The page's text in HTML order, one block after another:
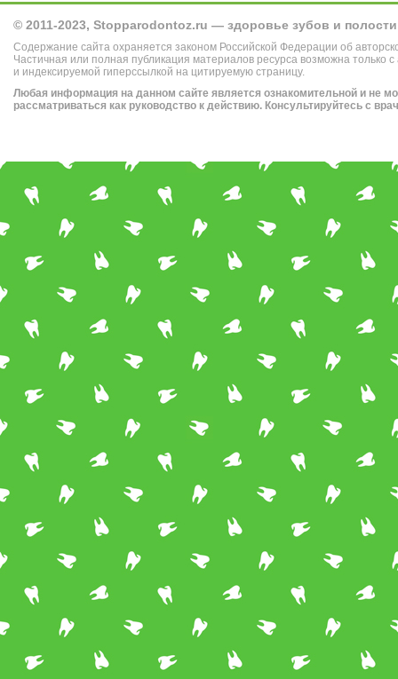
© 2011-2023, Stopparodontoz.ru — здоровье зубов и
Содержание сайта охраняется законом Российской Федерации об
Частичная или полная публикация материалов ресурса возможна только с
и индексируемой гиперссылкой на цитируемую страницу.
Любая информация на данном сайте является ознакомительной и не
рассматриваться как руководство к действию. Консультируйтесь с